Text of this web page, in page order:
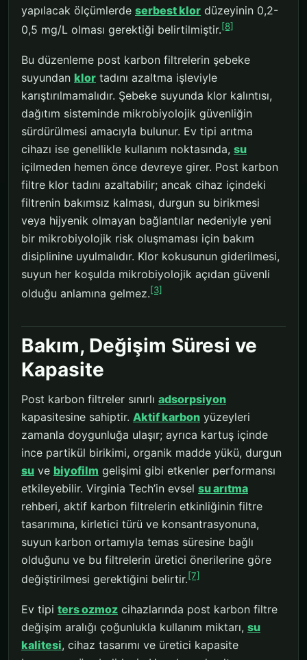
yapılacak ölçümlerde serbest klor düzeyinin 0,2-
0,5 mg/L olması gerektiği belirtilmiştir.[8]
Bu düzenleme post karbon filtrelerin şebeke
suyundan klor tadını azaltma işleviyle
karıştırılmamalıdır. Şebeke suyunda klor kalıntısı,
dağıtım sisteminde mikrobiyolojik güvenliğin
sürdürülmesi amacıyla bulunur. Ev tipi arıtma
cihazı ise genellikle kullanım noktasında, su
içilmeden hemen önce devreye girer. Post karbon
filtre klor tadını azaltabilir; ancak cihaz içindeki
filtrenin bakımsız kalması, durgun su birikmesi
veya hijyenik olmayan bağlantılar nedeniyle yeni
bir mikrobiyolojik risk oluşmaması için bakım
disiplinine uyulmalıdır. Klor kokusunun giderilmesi,
suyun her koşulda mikrobiyolojik açıdan güvenli
olduğu anlamına gelmez.[3]
Bakım, Değişim Süresi ve
Kapasite
Post karbon filtreler sınırlı adsorpsiyon
kapasitesine sahiptir. Aktif karbon yüzeyleri
zamanla doygunluğa ulaşır; ayrıca kartuş içinde
ince partikül birikimi, organik madde yükü, durgun
su ve biyofilm gelişimi gibi etkenler performansı
etkileyebilir. Virginia Tech’in evsel su arıtma
rehberi, aktif karbon filtrelerin etkinliğinin filtre
tasarımına, kirletici türü ve konsantrasyonuna,
suyun karbon ortamıyla temas süresine bağlı
olduğunu ve bu filtrelerin üretici önerilerine göre
değiştirilmesi gerektiğini belirtir.[7]
Ev tipi ters ozmoz cihazlarında post karbon filtre
değişim aralığı çoğunlukla kullanım miktarı, su
kalitesi, cihaz tasarımı ve üretici kapasite